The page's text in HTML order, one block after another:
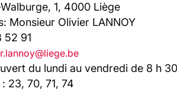
1, 4000 Liège
Monsieur Olivier LANNOY
52 91
du lundi au vendredi de 8 h
23, 70, 71, 74